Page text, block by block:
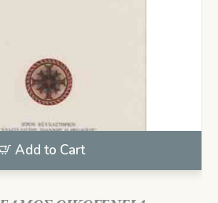
Add to Cart